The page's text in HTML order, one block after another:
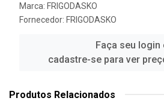
Marca: FRIGODASKO
Fornecedor: FRIGODASKO
Faça seu login
cadastre-se para ver
Produtos Relacionados